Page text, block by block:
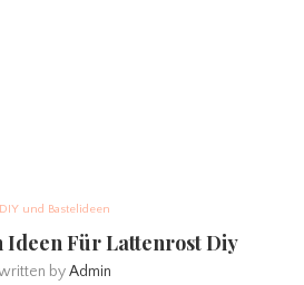
DIY und Bastelideen
Ideen Für Lattenrost Diy
byAdmin